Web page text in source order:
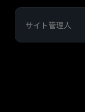
サイト管理人